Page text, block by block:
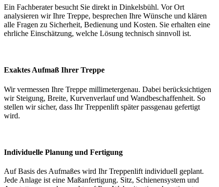
Ein Fachberater besucht Sie direkt in Dinkelsbühl. Vor Ort
analysieren wir Ihre Treppe, besprechen Ihre Wünsche und klären
alle Fragen zu Sicherheit, Bedienung und Kosten. Sie erhalten eine
ehrliche Einschätzung, welche Lösung technisch sinnvoll ist.
Exaktes Aufmaß Ihrer Treppe
Wir vermessen Ihre Treppe millimetergenau. Dabei berücksichtigen
wir Steigung, Breite, Kurvenverlauf und Wandbeschaffenheit. So
stellen wir sicher, dass Ihr Treppenlift später passgenau gefertigt
wird.
Individuelle Planung und Fertigung
Auf Basis des Aufmaßes wird Ihr Treppenlift individuell geplant.
Jede Anlage ist eine Maßanfertigung. Sitz, Schienensystem und